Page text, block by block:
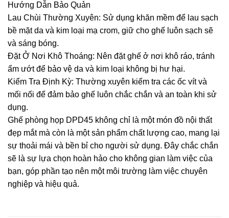
Hướng Dẫn Bảo Quản
Lau Chùi Thường Xuyên: Sử dụng khăn mềm để lau sạch
bề mặt da và kim loại mạ crom, giữ cho ghế luôn sạch sẽ
và sáng bóng.
Đặt Ở Nơi Khô Thoáng: Nên đặt ghế ở nơi khô ráo, tránh
ẩm ướt để bảo vệ da và kim loại không bị hư hại.
Kiểm Tra Định Kỳ: Thường xuyên kiểm tra các ốc vít và
mối nối để đảm bảo ghế luôn chắc chắn và an toàn khi sử
dụng.
Ghế phòng họp DPD45 không chỉ là một món đồ nội thất
đẹp mắt mà còn là một sản phẩm chất lượng cao, mang lại
sự thoải mái và bền bỉ cho người sử dụng. Đây chắc chắn
sẽ là sự lựa chọn hoàn hảo cho không gian làm việc của
bạn, góp phần tạo nên một môi trường làm việc chuyên
nghiệp và hiệu quả.